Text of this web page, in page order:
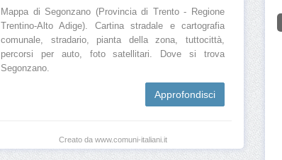
Mappa di Segonzano (Provincia di Trento - Regione
Trentino-Alto Adige). Cartina stradale e cartografia
comunale, stradario, pianta della zona, tuttocittà,
percorsi per auto, foto satellitari. Dove si trova
Segonzano.
Approfondisci
Creato da www.comuni-italiani.it